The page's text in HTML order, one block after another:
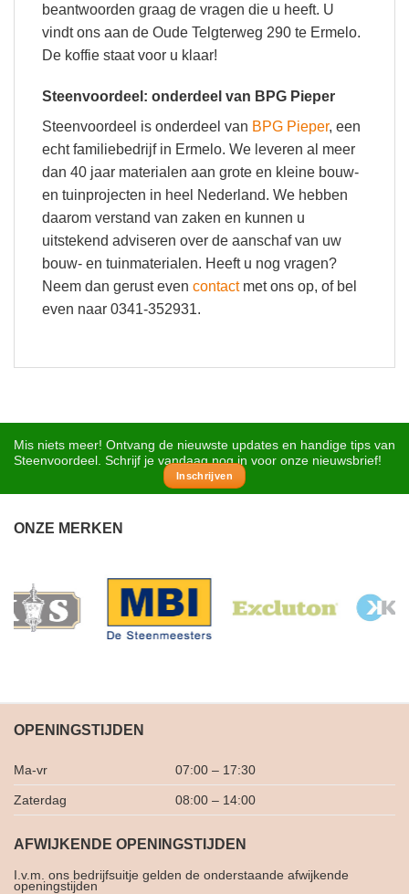
beantwoorden graag de vragen die u heeft. U
vindt ons aan de Oude Telgterweg 290 te Ermelo.
De koffie staat voor u klaar!
Steenvoordeel: onderdeel van BPG Pieper
Steenvoordeel is onderdeel van BPG Pieper, een
echt familiebedrijf in Ermelo. We leveren al meer
dan 40 jaar materialen aan grote en kleine bouw-
en tuinprojecten in heel Nederland. We hebben
daarom verstand van zaken en kunnen u
uitstekend adviseren over de aanschaf van uw
bouw- en tuinmaterialen. Heeft u nog vragen?
Neem dan gerust even contactmet ons op, of bel
even naar 0341-352931.
Mis niets meer! Ontvang de nieuwste updates en handige tips van
Steenvoordeel. Schrijf je vandaag nog in voor onze nieuwsbrief!
Inschrijven
ONZE MERKEN
OPENINGSTIJDEN
Ma-vr 07:00 – 17:30
Zaterdag 08:00 – 14:00
AFWIJKENDE OPENINGSTIJDEN
I.v.m. ons bedrijfsuitje gelden de onderstaande afwijkende
openingstijden